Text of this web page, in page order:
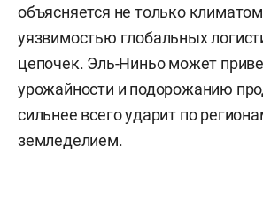
объясняется не только
уязвимостью глобальных
цепочек. Эль-Ниньо может
урожайности и подорожанию
сильнее всего ударит по
земледелием.